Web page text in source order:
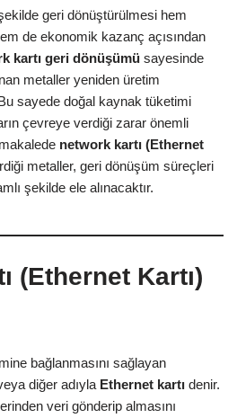
geri dönüştürülmesi hem
de ekonomik kazanç açısından
kartı geri dönüşümü sayesinde
metaller yeniden üretim
sayede doğal kaynak tüketimi
çevreye verdiği zarar önemli
network kartı (Ethernet
metaller, geri dönüşüm süreçleri
şekilde ele alınacaktır.
(Ethernet Kartı)
bağlanmasını sağlayan
diğer adıyla Ethernet kartı denir.
veri gönderip almasını